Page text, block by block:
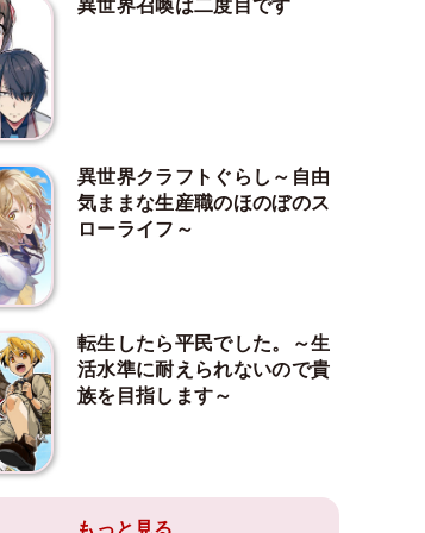
異世界召喚は二度目です
異世界クラフトぐらし～自由
気ままな生産職のほのぼのス
ローライフ～
転生したら平民でした。～生
活水準に耐えられないので貴
族を目指します～
もっと見る